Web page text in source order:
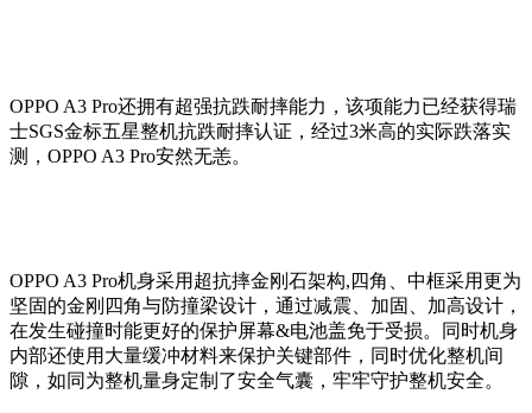
OPPO A3 Pro还拥有超强抗跌耐摔能力，该项能力已经获得瑞
士SGS金标五星整机抗跌耐摔认证，经过3米高的实际跌落实
测，OPPO A3 Pro安然无恙。
OPPO A3 Pro机身采用超抗摔金刚石架构,四角、中框采用更为
坚固的金刚四角与防撞梁设计，通过减震、加固、加高设计，
在发生碰撞时能更好的保护屏幕&电池盖免于受损。同时机身
内部还使用大量缓冲材料来保护关键部件，同时优化整机间
隙，如同为整机量身定制了安全气囊，牢牢守护整机安全。